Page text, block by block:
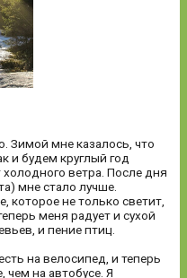
Зимой мне казалось, что
и будем круглый год
ветра. После дня
мне стало лучше.
которое не только светит,
меня радует и сухой
и пение птиц.
на велосипед, и теперь
на автобусе. Я